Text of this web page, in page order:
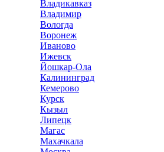
Владикавказ
Владимир
Вологда
Воронеж
Иваново
Ижевск
Йошкар-Ола
Калининград
Кемерово
Курск
Кызыл
Липецк
Магас
Махачкала